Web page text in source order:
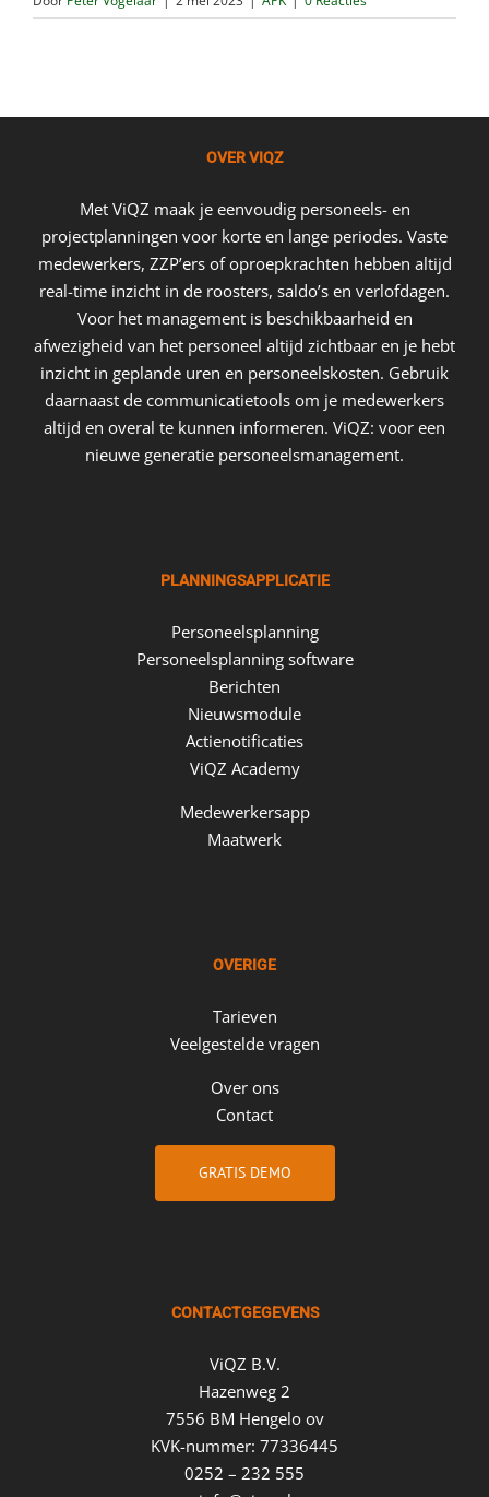
OVER VIQZ
Met ViQZ maak je eenvoudig personeels- en
projectplanningen voor korte en lange periodes. Vaste
medewerkers, ZZP’ers of oproepkrachten hebben altijd
real-time inzicht in de roosters, saldo’s en verlofdagen.
Voor het management is beschikbaarheid en
afwezigheid van het personeel altijd zichtbaar en je hebt
inzicht in geplande uren en personeelskosten. Gebruik
daarnaast de communicatietools om je medewerkers
altijd en overal te kunnen informeren. ViQZ: voor een
nieuwe generatie personeelsmanagement.
PLANNINGSAPPLICATIE
Personeelsplanning
Personeelsplanning software
Berichten
Nieuwsmodule
Actienotificaties
ViQZ Academy
Medewerkersapp
Maatwerk
OVERIGE
Tarieven
Veelgestelde vragen
Over ons
Contact
GRATIS DEMO
CONTACTGEGEVENS
ViQZ B.V.
Hazenweg 2
7556 BM Hengelo ov
KVK-nummer: 77336445
0252 – 232 555